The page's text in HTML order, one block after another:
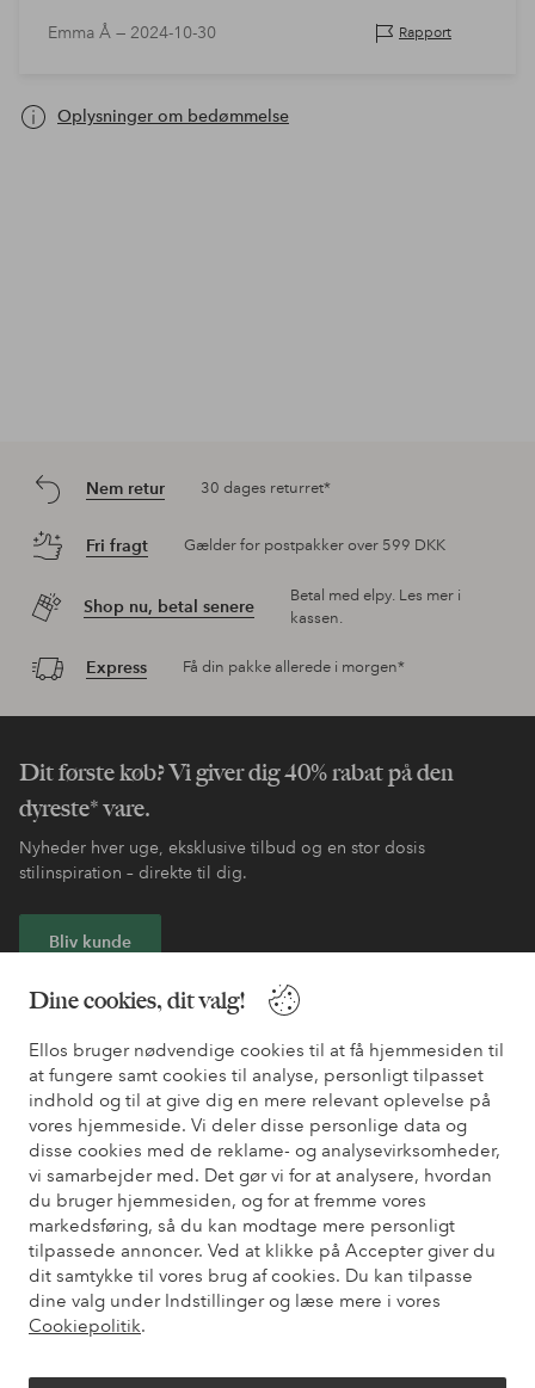
Dine cookies, dit valg!
Ellos bruger nødvendige cookies til at få hjemmesiden til
at fungere samt cookies til analyse, personligt tilpasset
indhold og til at give dig en mere relevant oplevelse på
vores hjemmeside. Vi deler disse personlige data og
disse cookies med de reklame- og analysevirksomheder,
vi samarbejder med. Det gør vi for at analysere, hvordan
du bruger hjemmesiden, og for at fremme vores
markedsføring, så du kan modtage mere personligt
tilpassede annoncer. Ved at klikke på Accepter giver du
dit samtykke til vores brug af cookies. Du kan tilpasse
dine valg under Indstillinger og læse mere i vores
Cookiepolitik.
Emma Å — 2024-10-30 Rapport
Oplysninger om bedømmelse
Nem retur 30 dages returret*
Fri fragt Gælder for postpakker over 599 DKK
Shop nu, betal senere
Betal med elpy. Les mer i
kassen.
Express Få din pakke allerede i morgen*
Dit første køb? Vi giver dig 40% rabat på den
dyreste* vare.
Nyheder hver uge, eksklusive tilbud og en stor dosis
stilinspiration – direkte til dig.
Bliv kunde
* Se tilbudsbetingelser ved registrering
Har du brug for hjælp?
Du kan finde svar på de oftest stillede spørgsmål i vores FAQ.
Du kan også finde oplysninger om, hvordan du kontakter os.
Kundeservice Bestilling Betalingsmåde
Mine sider
Om Ellos